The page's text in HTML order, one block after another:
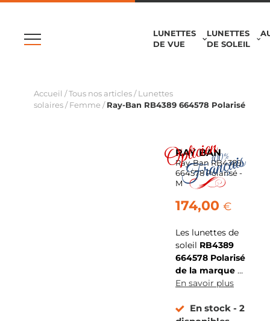
LUNETTES
DE VUE
LUNETTES
DE SOLEIL
Accueil /Tous nos articles / Lunettes
solaires / Femme / Ray-Ban RB4389 664578 Polarisé
RAY BAN
Ray-Ban RB4389
664578 Polarisé -
M
174,00 €
Les lunettes de
soleil RB4389
664578 Polarisé
de la marque …
En savoir plus
En stock - 2